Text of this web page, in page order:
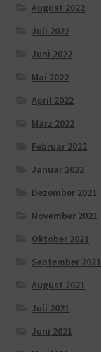
August 2022
Juli 2022
Juni 2022
Mai 2022
April 2022
März 2022
Februar 2022
Januar 2022
Dezember 2021
November 2021
Oktober 2021
September 2021
August 2021
Juli 2021
Juni 2021